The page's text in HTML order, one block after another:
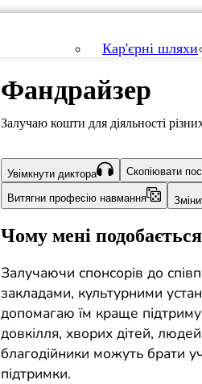
Кар'єрні шляхи
Фандрайзер
Залучаю кошти для діяльності
Увімкнути диктора Скопіювати
Витягни професію навмання
Чому мені
Залучаючи спонсорів до
закладами, культурними
допомагаю їм краще
довкілля, хворих дітей,
благодійники можуть брати
підтримки.